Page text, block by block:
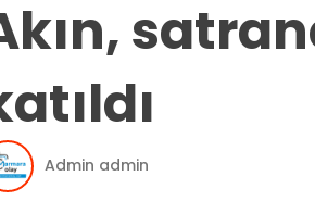
Admin admin